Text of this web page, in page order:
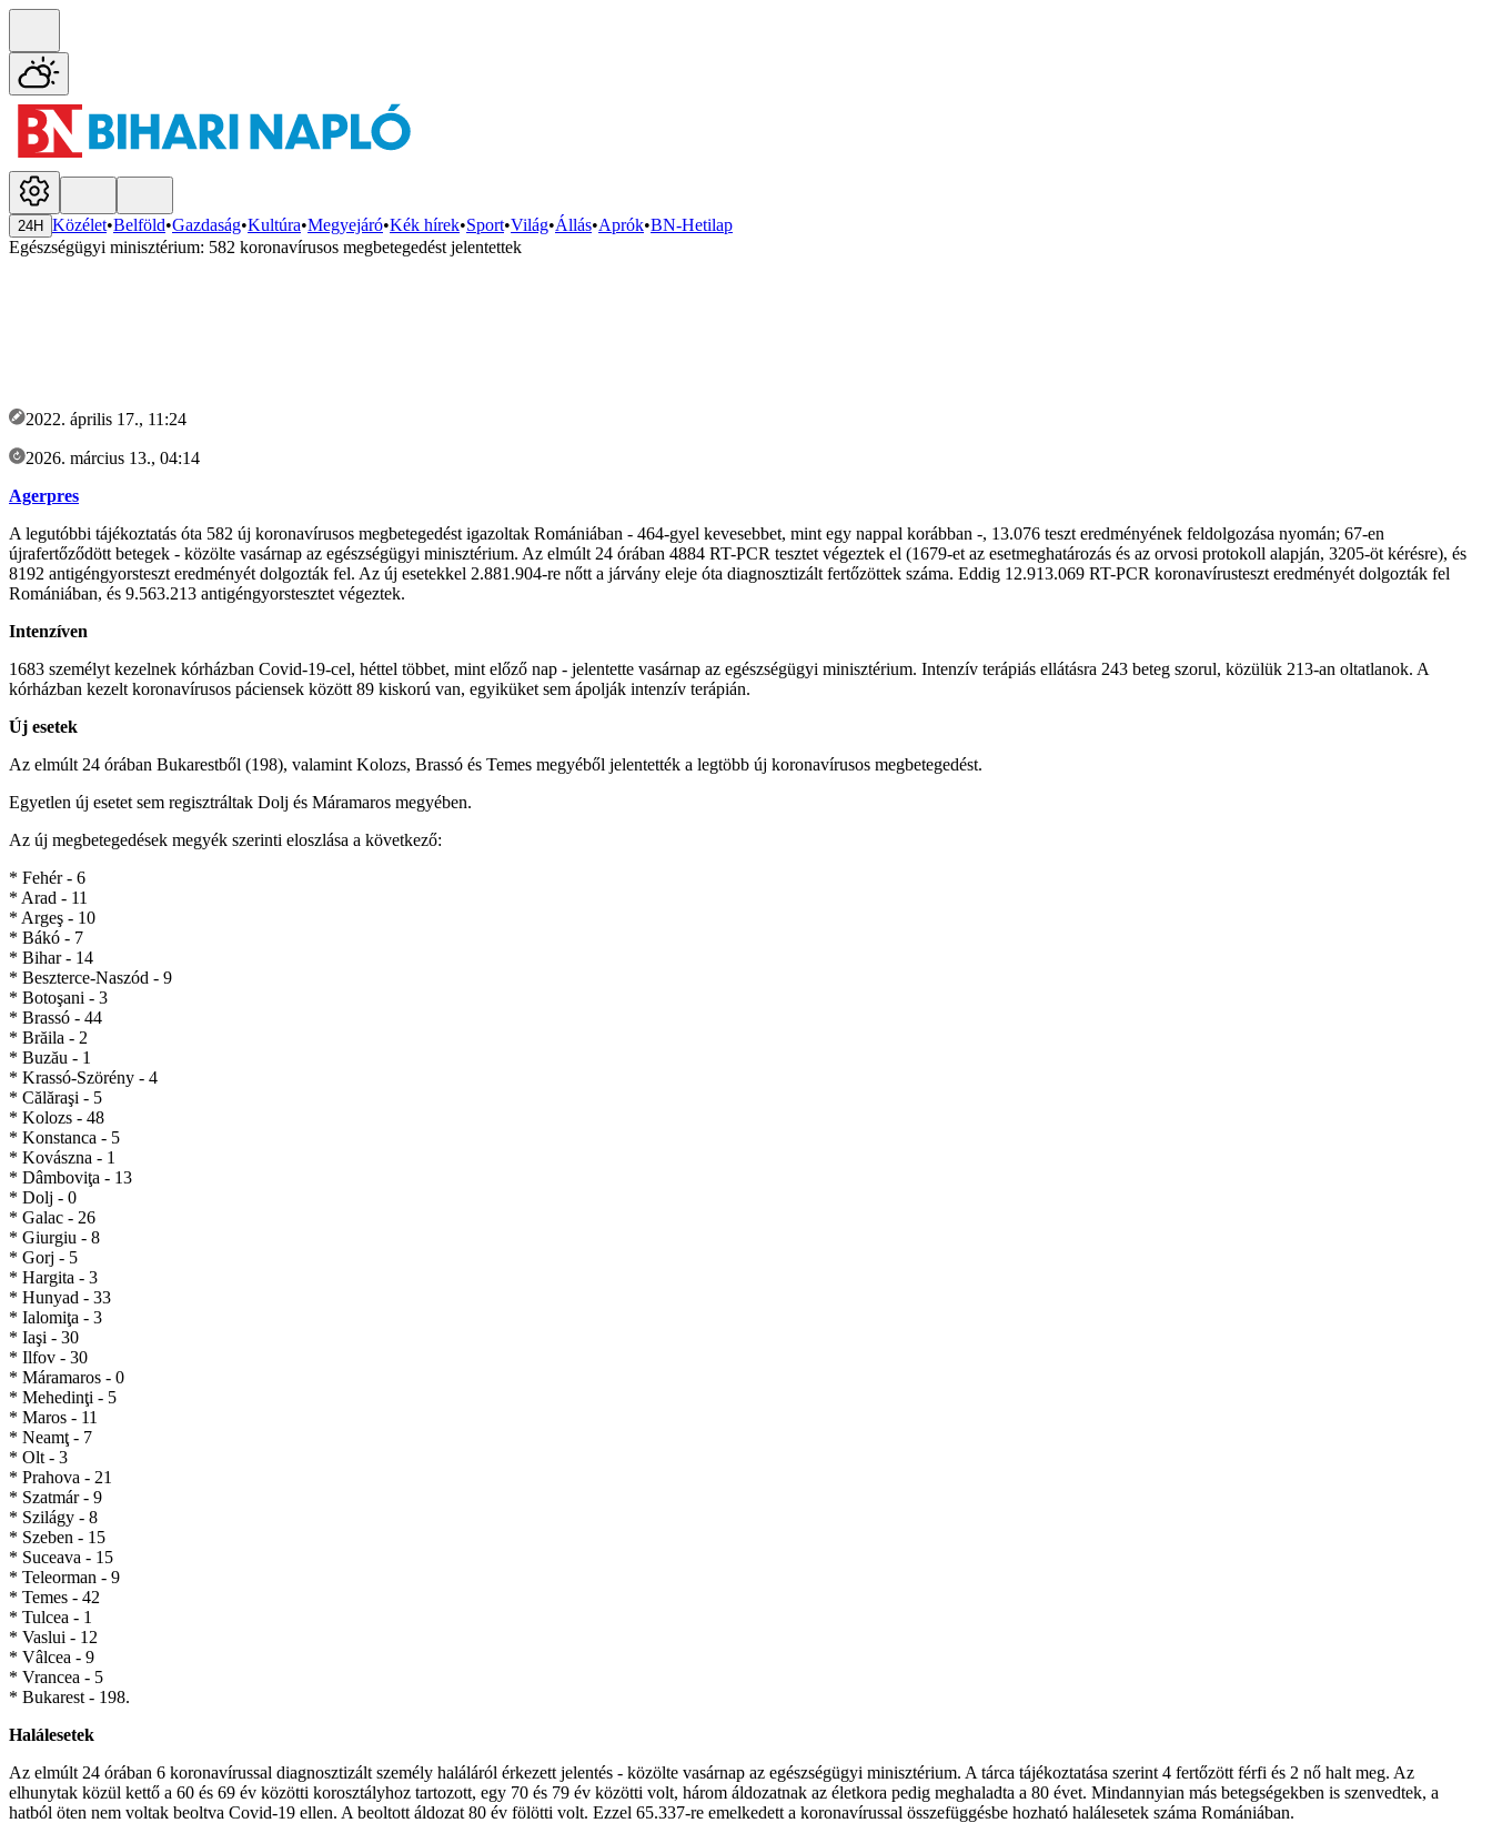
24H Közélet•Belföld•Gazdaság•Kultúra•Megyejáró•Kék hírek•Sport•Világ•Állás•Aprók•BN-Hetilap
Egészségügyi minisztérium: 582 koronavírusos megbetegedést jelentettek
2022. április 17., 11:24
2026. március 13., 04:14
Agerpres
A legutóbbi tájékoztatás óta 582 új koronavírusos megbetegedést igazoltak Romániában - 464-gyel kevesebbet, mint egy nappal korábban -, 13.076 teszt eredményének feldolgozása nyomán; 67-en
újrafertőződött betegek - közölte vasárnap az egészségügyi minisztérium. Az elmúlt 24 órában 4884 RT-PCR tesztet végeztek el (1679-et az esetmeghatározás és az orvosi protokoll alapján, 3205-öt kérésre), és
8192 antigéngyorsteszt eredményét dolgozták fel. Az új esetekkel 2.881.904-re nőtt a járvány eleje óta diagnosztizált fertőzöttek száma. Eddig 12.913.069 RT-PCR koronavírusteszt eredményét dolgozták fel
Romániában, és 9.563.213 antigéngyorstesztet végeztek.
Intenzíven
1683 személyt kezelnek kórházban Covid-19-cel, héttel többet, mint előző nap - jelentette vasárnap az egészségügyi minisztérium. Intenzív terápiás ellátásra 243 beteg szorul, közülük 213-an oltatlanok. A
kórházban kezelt koronavírusos páciensek között 89 kiskorú van, egyiküket sem ápolják intenzív terápián.
Új esetek
Az elmúlt 24 órában Bukarestből (198), valamint Kolozs, Brassó és Temes megyéből jelentették a legtöbb új koronavírusos megbetegedést.
Egyetlen új esetet sem regisztráltak Dolj és Máramaros megyében.
Az új megbetegedések megyék szerinti eloszlása a következő:
* Fehér - 6
* Arad - 11
* Argeş - 10
* Bákó - 7
* Bihar - 14
* Beszterce-Naszód - 9
* Botoşani - 3
* Brassó - 44
* Brăila - 2
* Buzău - 1
* Krassó-Szörény - 4
* Călăraşi - 5
* Kolozs - 48
* Konstanca - 5
* Kovászna - 1
* Dâmboviţa - 13
* Dolj - 0
* Galac - 26
* Giurgiu - 8
* Gorj - 5
* Hargita - 3
* Hunyad - 33
* Ialomiţa - 3
* Iaşi - 30
* Ilfov - 30
* Máramaros - 0
* Mehedinţi - 5
* Maros - 11
* Neamţ - 7
* Olt - 3
* Prahova - 21
* Szatmár - 9
* Szilágy - 8
* Szeben - 15
* Suceava - 15
* Teleorman - 9
* Temes - 42
* Tulcea - 1
* Vaslui - 12
* Vâlcea - 9
* Vrancea - 5
* Bukarest - 198.
Halálesetek
Az elmúlt 24 órában 6 koronavírussal diagnosztizált személy haláláról érkezett jelentés - közölte vasárnap az egészségügyi minisztérium. A tárca tájékoztatása szerint 4 fertőzött férfi és 2 nő halt meg. Az
elhunytak közül kettő a 60 és 69 év közötti korosztályhoz tartozott, egy 70 és 79 év közötti volt, három áldozatnak az életkora pedig meghaladta a 80 évet. Mindannyian más betegségekben is szenvedtek, a
hatból öten nem voltak beoltva Covid-19 ellen. A beoltott áldozat 80 év fölötti volt. Ezzel 65.337-re emelkedett a koronavírussal összefüggésbe hozható halálesetek száma Romániában.